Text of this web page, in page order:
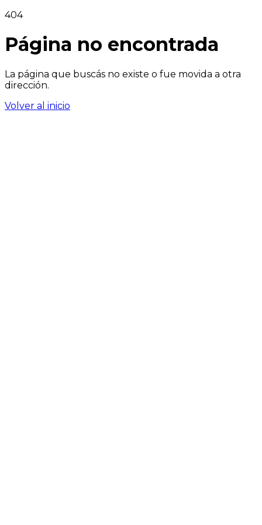
404
Página no encontrada
La página que buscás no existe o fue movida a otra
dirección.
Volver al inicio